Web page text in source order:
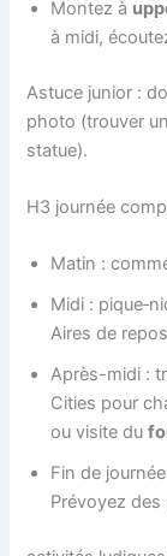
Montez à
à midi,
Astuce junior :
photo (trouver
statue).
H3 journée
Matin :
Midi :
Aires de
Après-midi :
Cities pour
ou visite du
Fin de
Prévoyez des